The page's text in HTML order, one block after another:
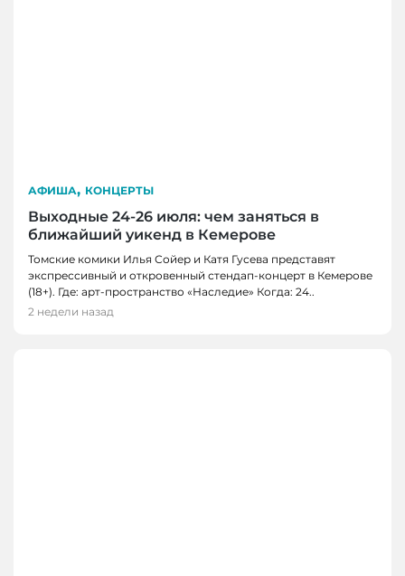
АФИША, КОНЦЕРТЫ
Выходные 24-26 июля: чем заняться в
ближайший уикенд в Кемерове
Томские комики Илья Сойер и Катя Гусева представят
экспрессивный и откровенный стендап-концерт в Кемерове
(18+). Где: арт-пространство «Наследие» Когда: 24..
2 недели назад